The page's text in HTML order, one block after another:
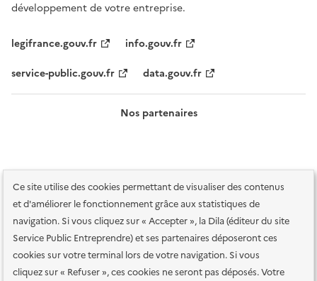
Ce site utilise des cookies permettant de visualiser des contenus
et d'améliorer le fonctionnement grâce aux statistiques de
navigation. Si vous cliquez sur « Accepter », la Dila (éditeur du site
Service Public Entreprendre) et ses partenaires déposeront ces
cookies sur votre terminal lors de votre navigation. Si vous
cliquez sur « Refuser », ces cookies ne seront pas déposés. Votre
développement de votre entreprise.
legifrance.gouv.fr
info.gouv.fr
service-public.gouv.fr
data.gouv.fr
Nos partenaires
Plan du site Accessibilité : totalement conforme
Accessibilité des
services en ligne
Mentions légales Données personnelles et sécurité